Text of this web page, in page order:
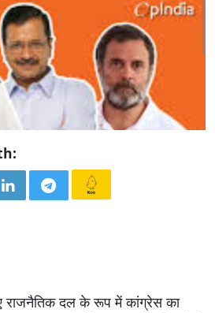
दल के रूप में कांग्रेस का